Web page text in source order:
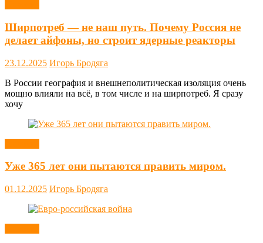
Ширпотреб — не наш путь. Почему Россия не
делает айфоны, но строит ядерные реакторы
23.12.2025 Игорь Бродяга
В России география и внешнеполитическая изоляция очень
мощно влияли на всё, в том числе и на ширпотреб. Я сразу
хочу
Уже 365 лет они пытаются править миром.
01.12.2025 Игорь Бродяга